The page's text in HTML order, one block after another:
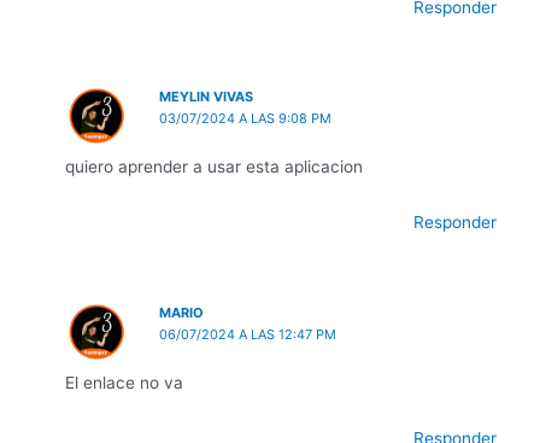
Responder
MEYLIN VIVAS
03/07/2024 A LAS 9:08 PM
quiero aprender a usar esta aplicacion
Responder
MARIO
06/07/2024 A LAS 12:47 PM
El enlace no va
Responder